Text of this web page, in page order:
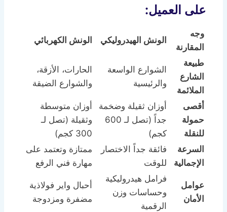
على العميل:
وجه
المقارنة
الونش الهيدروليكي الونش الكهربائي
طبيعة
الشارع
الملائمة
الشوارع الواسعة
والرئيسية
الحارات، الأزقة،
والشوارع الضيقة
أقصى
حمولة
للنقلة
أوزان ثقيلة وضخمة
جداً (تصل لـ 600
كجم)
أوزان متوسطة
وثقيلة (تصل لـ
300 كجم)
السرعة
الإجمالية
فائقة جداً الاختصار
للوقت
ممتازة وتعتمد على
مهارة فني الرفع
عوامل
الأمان
فرامل هيدروليكية
وحساسات وزن
الرقمية
أحبال واير فولاذية
مضفرة ومزدوجة